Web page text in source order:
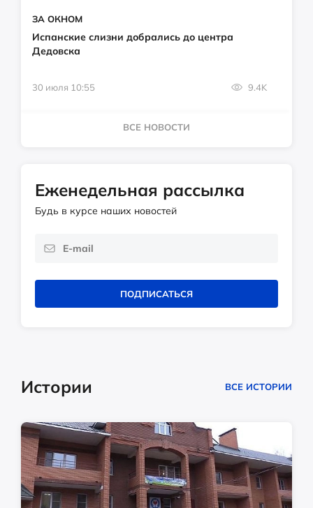
ЗА ОКНОМ
Испанские слизни добрались до центра
Дедовска
30 июля 10:55 9.4K
ВСЕ НОВОСТИ
Еженедельная рассылка
Будь в курсе наших новостей
ПОДПИСАТЬСЯ
Истории ВСЕ ИСТОРИИ